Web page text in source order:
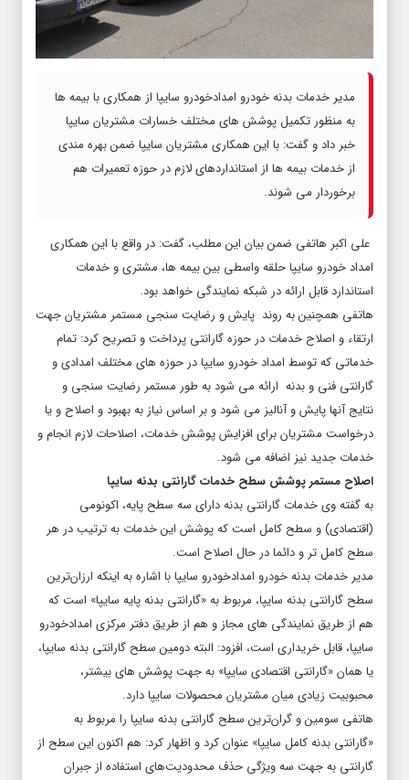
مدیر خدمات بدنه خودرو امدادخودرو سایپا از همکاری با بیمه ها
به منظور تکمیل پوشش های مختلف خسارات مشتریان سایپا
خبر داد و گفت: با این همکاری مشتریان سایپا ضمن بهره مندی
از خدمات بیمه ها از استانداردهای لازم در حوزه تعمیرات هم
برخوردار می شوند.
علی اکبر هاتفی ضمن بیان این مطلب، گفت: در واقع با این همکاری
امداد خودرو سایپا حلقه واسطی بین بیمه ها، مشتری و خدمات
استاندارد قابل ارائه در شبکه نمایندگی خواهد بود.
هاتفی همچنین به روند پایش و رضایت سنجی مستمر مشتریان جهت
ارتقاء و اصلاح خدمات در حوزه گارانتی پرداخت و تصریح کرد: تمام
خدماتی که توسط امداد خودرو سایپا در حوزه های مختلف امدادی و
گارانتی فنی و بدنه ارائه می شود به طور مستمر رضایت سنجی و
نتایج آنها پایش و آنالیز می شود و بر اساس نیاز به بهبود و اصلاح و یا
درخواست مشتریان برای افزایش پوشش خدمات، اصلاحات لازم انجام و
خدمات جدید نیز اضافه می شود.
اصلاح مستمر پوشش سطح خدمات گارانتی بدنه سایپا
به گفته وی خدمات گارانتی بدنه دارای سه سطح پایه، اکونومی
(اقتصادی) و سطح کامل است که پوشش این خدمات به ترتیب در هر
سطح کامل تر و دائما در حال اصلاح است.
مدیر خدمات بدنه خودرو امدادخودرو سایپا با اشاره به اینکه ارزان‌ترین
سطح گارانتی بدنه سایپا، مربوط به «گارانتی بدنه پایه سایپا» است که
هم از طریق نمایندگی های مجاز و هم از طریق دفتر مرکزی امدادخودرو
سایپا، قابل خریداری است، افزود: البته دومین سطح گارانتی بدنه سایپا،
یا همان «گارانتی اقتصادی سایپا» به جهت پوشش های بیشتر،
محبوبیت زیادی میان مشتریان محصولات سایپا دارد.
هاتفی سومین و گران‌ترین سطح گارانتی بدنه سایپا را مربوط به
«گارانتی بدنه کامل سایپا» عنوان کرد و اظهار کرد: هم اکنون این سطح از
گارانتی به جهت سه ویژگی‌ حذف محدودیت‌های استفاده از جبران